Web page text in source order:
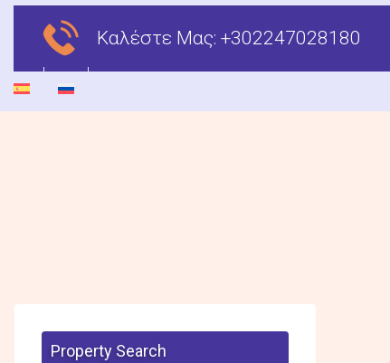
Καλέστε Μας: +302247028180
Property Search